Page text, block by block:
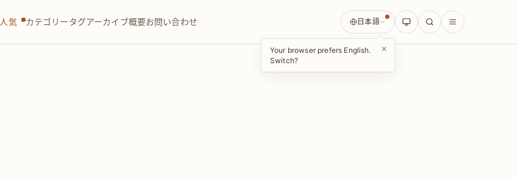
人気 カテゴリータグアーカイブ概要お問い合わせ 日本語
Your browser prefers English.
Switch?
×